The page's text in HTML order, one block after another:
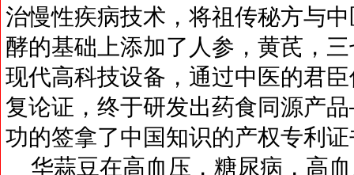
治慢性疾病技术，将祖传秘方与
酵的基础上添加了人参，黄芪，
现代高科技设备，通过中医的君
复论证，终于研发出药食同源产
功的签拿了中国知识的产权专利
华蒜豆在高血压，糖尿病，高